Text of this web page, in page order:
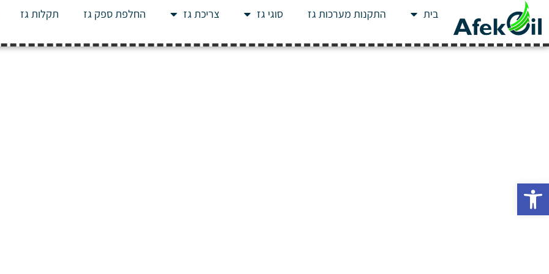
פתח סרגל נגישות
בית התקנות מערכות גז סוגי גז צריכת גז החלפת ספק גז תקלות גז